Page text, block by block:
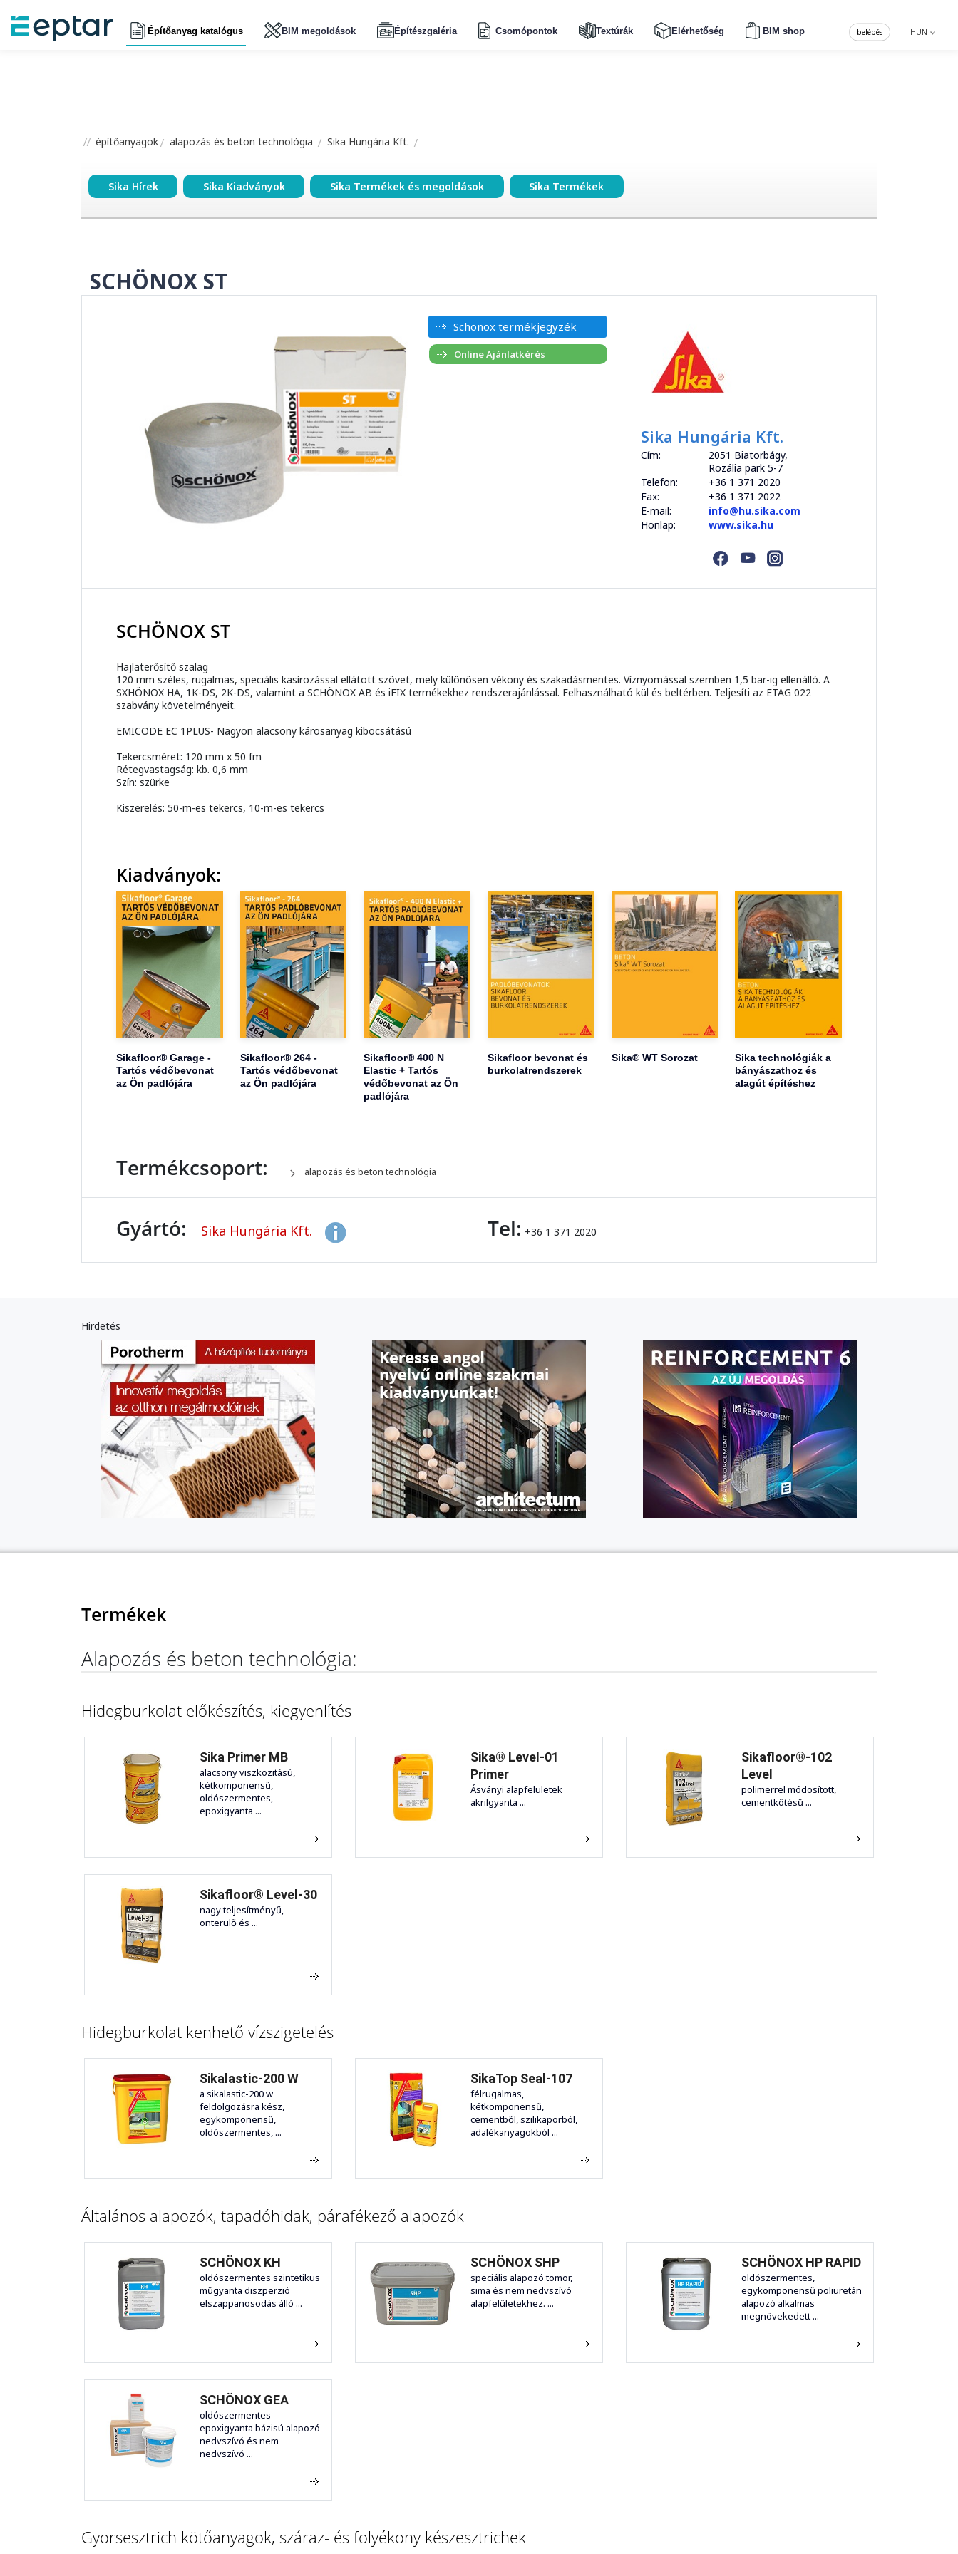
Építőanyag katalógus BIM megoldások Építészgaléria Csomópontok Textúrák Elérhetőség BIM shop HUN
belépés
építőanyagok alapozás és beton technológia Sika Hungária Kft.
Sika Hírek Sika Kiadványok Sika Termékek és megoldások Sika Termékek
SCHÖNOX ST
Schönox termékjegyzék
Sika Hungária Kft.
Cím:
2051 Biatorbágy,
Rozália park 5-7
Telefon:
+36 1 371 2020
Fax:
+36 1 371 2022
E-mail:
info@hu.sika.com
Honlap:
www.sika.hu
SCHÖNOX ST
Hajlaterősítő szalag
120 mm széles, rugalmas, speciális kasírozással ellátott szövet, mely különösen vékony és szakadásmentes. Víznyomással szemben 1,5 bar-ig ellenálló. A
SXHÖNOX HA, 1K-DS, 2K-DS, valamint a SCHÖNOX AB és iFIX termékekhez rendszerajánlással. Felhasználható kül és beltérben. Teljesíti az ETAG 022
szabvány követelményeit.
EMICODE EC 1PLUS- Nagyon alacsony károsanyag kibocsátású
Tekercsméret: 120 mm x 50 fm
Rétegvastagság: kb. 0,6 mm
Szín: szürke
Kiszerelés: 50-m-es tekercs, 10-m-es tekercs
Kiadványok:
Sikafloor® Garage -
Tartós védőbevonat
az Ön padlójára
Sikafloor® 264 -
Tartós védőbevonat
az Ön padlójára
Sikafloor® 400 N
Elastic + Tartós
védőbevonat az Ön
padlójára
Sikafloor bevonat és
burkolatrendszerek
Sika® WT Sorozat
Sika technológiák a
bányászathoz és
alagút építéshez
Termékcsoport: alapozás és beton technológia
Gyártó: Sika Hungária Kft. Tel: +36 1 371 2020
Hirdetés
Termékek
Alapozás és beton technológia:
Hidegburkolat előkészítés, kiegyenlítés
Sika Primer MB
alacsony viszkozitású,
kétkomponensű,
oldószermentes,
epoxigyanta ...
Sika® Level-01
Primer
Ásványi alapfelületek
akrilgyanta ...
Sikafloor®-102
Level
polimerrel módosított,
cementkötésű ...
Sikafloor® Level-30
nagy teljesítményű,
önterülő és ...
Hidegburkolat kenhető vízszigetelés
Sikalastic-200 W
a sikalastic-200 w
feldolgozásra kész,
egykomponensű,
oldószermentes, ...
SikaTop Seal-107
félrugalmas,
kétkomponensű,
cementből, szilikaporból,
adalékanyagokból ...
Általános alapozók, tapadóhidak, párafékező alapozók
SCHÖNOX KH
oldószermentes szintetikus
műgyanta diszperzió
elszappanosodás álló ...
SCHÖNOX SHP
speciális alapozó tömör,
sima és nem nedvszívó
alapfelületekhez. ...
SCHÖNOX HP RAPID
oldószermentes,
egykomponensű poliuretán
alapozó alkalmas
megnövekedett ...
SCHÖNOX GEA
oldószermentes
epoxigyanta bázisú alapozó
nedvszívó és nem
nedvszívó ...
Gyorsesztrich kötőanyagok, száraz- és folyékony készesztrichek